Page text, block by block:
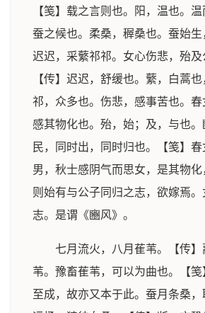
【笺】载之言则也。阳，温也。
蚕之候也。柔桑，稺桑也。蚕始生
迟迟，采蘩祁祁。女心伤悲，殆及
【传】迟迟，舒缓也。蘩，白蒿
祁，众多也。伤悲，感事苦也。春
感其物化也。殆，始；及，与也
民，同时出，同时归也。【笺】
男，秋士感阴气而思女，是其物
则始有与公子同归之志，欲嫁焉
志。是谓《豳风》。
七月流火，八月萑苇。【传
苇。豫畜萑苇，可以为曲也。【
至成，故亦又本于此。蚕月条桑